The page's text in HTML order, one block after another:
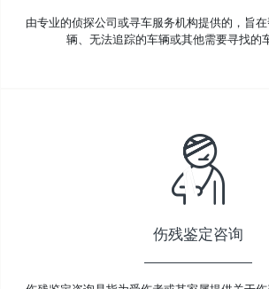
由专业的侦探公司或寻车服务机构提供的，旨
辆、无法追踪的车辆或其他需要寻找的
伤残鉴定咨询